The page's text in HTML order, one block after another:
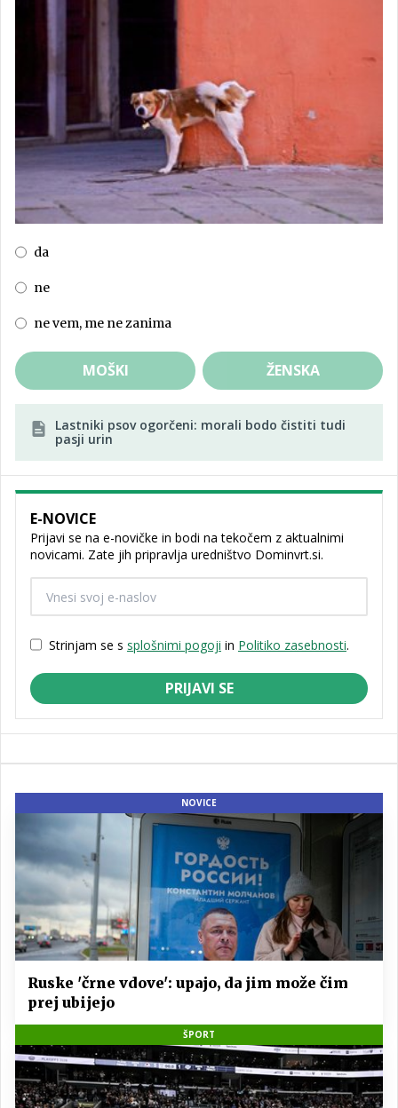
da
ne
ne vem, me ne zanima
MOŠKI ŽENSKA
Lastniki psov ogorčeni: morali bodo čistiti tudi
pasji urin
E-NOVICE
Prijavi se na e-novičke in bodi na tekočem z aktualnimi
novicami. Zate jih pripravlja uredništvo Dominvrt.si.
Strinjam se s splošnimi pogoji in Politiko zasebnosti.
PRIJAVI SE
NOVICE
Ruske 'črne vdove': upajo, da jim može čim
prej ubijejo
ŠPORT